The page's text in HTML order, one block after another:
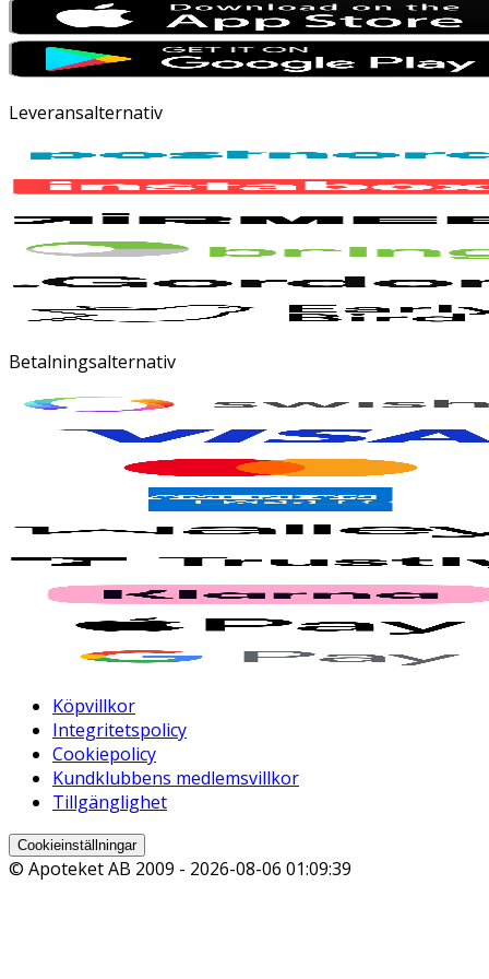
Leveransalternativ
Betalningsalternativ
Köpvillkor
Integritetspolicy
Cookiepolicy
Kundklubbens medlemsvillkor
Tillgänglighet
Cookieinställningar
© Apoteket AB 2009 - 2026-08-06 01:09:39